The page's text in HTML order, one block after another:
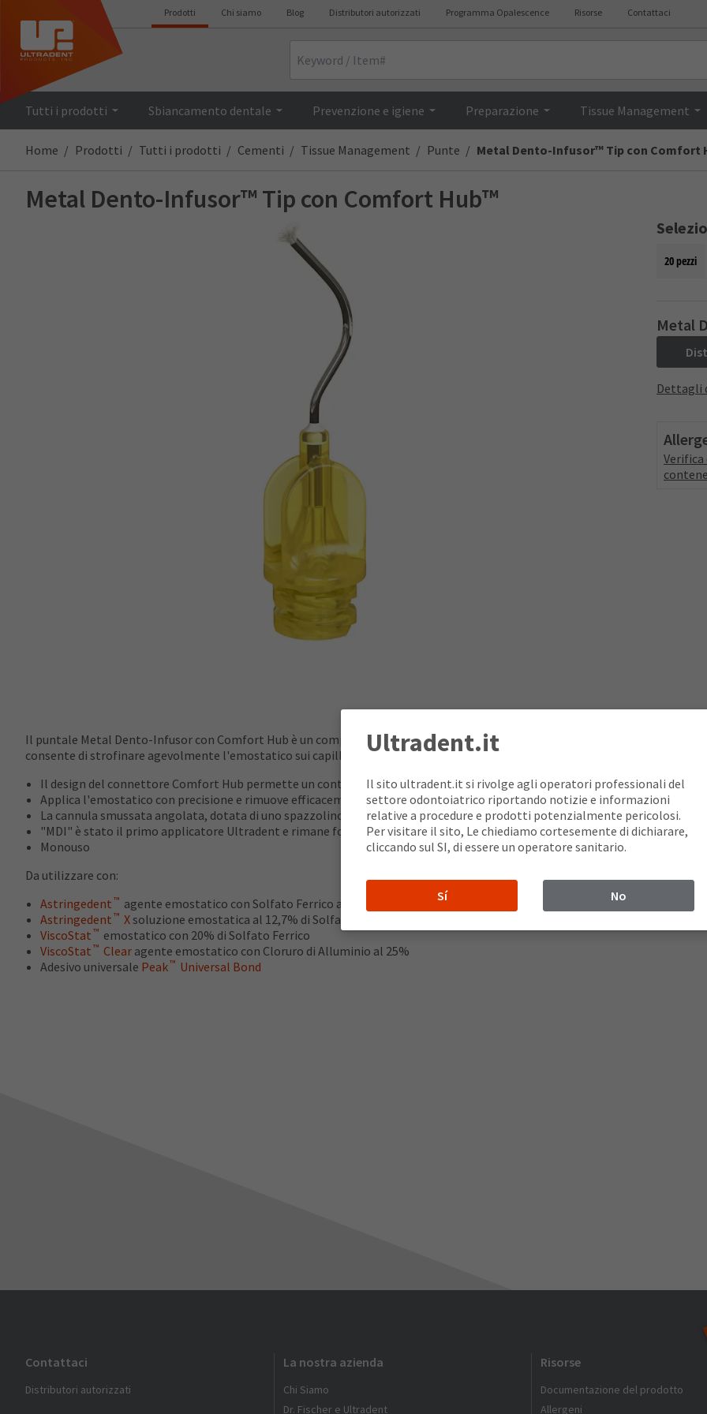
Prodotti Chi siamo Blog Distributori autorizzati Programma Opalescence Risorse Contattaci
Tutti i prodotti Sbiancamento dentale Prevenzione e igiene Preparazione Tissue Management
Home Prodotti Tutti i prodotti Cementi Tissue Management Punte Metal Dento-Infusor™ Tip con Comfort
Metal Dento-Infusor™ Tip con Comfort Hub™
20 pezzi
Metal
Dettagli
Il puntale Metal Dento-Infusor con Comfort Hub è un componente essenziale della famiglia di prodotti del Tissue
consente di strofinare agevolmente l'emostatico sui capillari per una emostati profonda.
Il design del connettore Comfort Hub permette un controllo sicuro e confortevole nel montaggio e nella rimozione
Applica l'emostatico con precisione e rimuove efficacemente i coaguli superficiali
La cannula smussata angolata, dotata di uno spazzolino morbido, permette di premere delicatamente nel solco
"MDI" è stato il primo applicatore Ultradent e rimane fondamentale per un trattamento dei tessuti efficace e sicuro
Monouso
Da utilizzare con:
Astringedent ™ agente emostatico con Solfato Ferrico al 15,5%
Astringedent ™ Xsoluzione emostatica al 12,7% di Solfato Ferrico e Subsolfato
ViscoStat ™ emostatico con 20% di Solfato Ferrico
ViscoStat ™ Clear agente emostatico con Cloruro di Alluminio al 25%
Adesivo universale Peak™ Universal Bond
Contattaci
Distributori autorizzati
La nostra azienda
Chi Siamo
Dr. Fischer e Ultradent
Risorse
Documentazione del prodotto
Allergeni
Ultradent.it
Il sito ultradent.it si rivolge agli operatori professionali del
settore odontoiatrico riportando notizie e informazioni
relative a procedure e prodotti potenzialmente pericolosi.
Per visitare il sito, Le chiediamo cortesemente di dichiarare,
cliccando sul SI, di essere un operatore sanitario.
Sí No